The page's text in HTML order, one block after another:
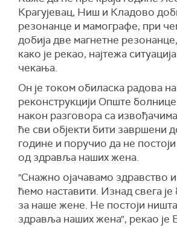
имати све најбоље.
Напоменуо је да је то само
што се ради у Лесковцу, пошто
програм "Чиста Србија", као и
путеви на неколико страна.
Вучић је најавио и да ће се
Бојнику, а све како би се довео
инвеститора и запослили људи.
казао да је пре 10 година у
22.900 незапослених, а сада
је просечна плата повећана са
550 евра.
Крагујевац, Ниш и Кладово
резонанце и мамографе, при
добија две магнетне резонанце,
како је рекао, најтежа
чекања.
Он је током обиласка радова на
реконструкцији Опште
након разговора са
ће сви објекти бити завршени
године и поручио да не
од здравља наших жена.
"Снажно ојачавамо здравство
ћемо наставити. Изнад свега је
за наше жене. Не постоји
здравља наших жена", рекао је